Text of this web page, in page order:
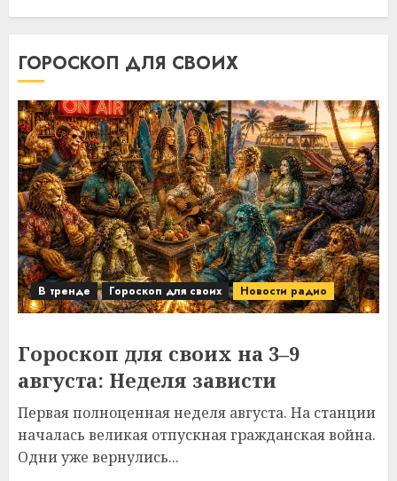
ГОРОСКОП ДЛЯ СВОИХ
В тренде Гороскоп для своих Новости радио
Гороскоп для своих на 3–9
августа: Неделя зависти
Первая полноценная неделя августа. На станции
началась великая отпускная гражданская война.
Одни уже вернулись...